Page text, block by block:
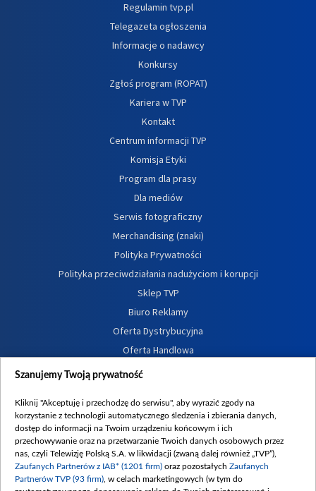
Regulamin tvp.pl
Telegazeta ogłoszenia
Informacje o nadawcy
Konkursy
Zgłoś program (ROPAT)
Kariera w TVP
Kontakt
Centrum informacji TVP
Komisja Etyki
Program dla prasy
Dla mediów
Serwis fotograficzny
Merchandising (znaki)
Polityka Prywatności
Polityka przeciwdziałania nadużyciom i korupcji
Sklep TVP
Biuro Reklamy
Oferta Dystrybucyjna
Oferta Handlowa
Dostępność
Procedura zgłoszeń wewnętrznych
Szanujemy Twoją prywatność
Kliknij "Akceptuję i przechodzę do serwisu", aby wyrazić zgody na
korzystanie z technologii automatycznego śledzenia i zbierania danych,
dostęp do informacji na Twoim urządzeniu końcowym i ich
przechowywanie oraz na przetwarzanie Twoich danych osobowych przez
nas, czyli Telewizję Polską S.A. w likwidacji (zwaną dalej również „TVP”),
Zaufanych Partnerów z IAB* (1201 firm) oraz pozostałych Zaufanych
Partnerów TVP (93 firm) , w celach marketingowych (w tym do